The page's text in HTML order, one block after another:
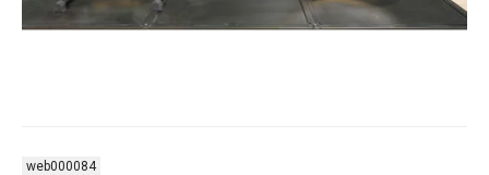
web000084